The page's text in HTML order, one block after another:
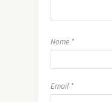
Nome *
Email *